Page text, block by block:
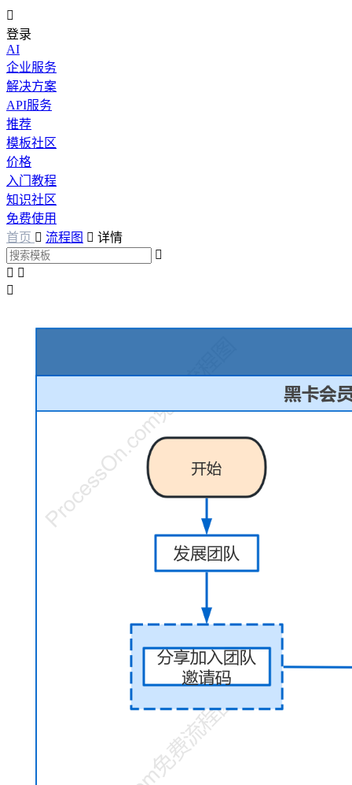

登录
AI
企业服务
解决方案
API服务
推荐
模板社区
价格
入门教程
知识社区
免费使用
首页  流程图  详情

 
